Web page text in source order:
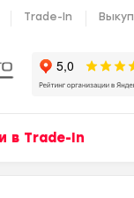
Trade-In
в Trade-In